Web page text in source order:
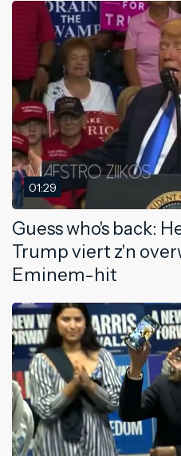
01:29
Guess who's back:
Trump viert z'n
Eminem-hit